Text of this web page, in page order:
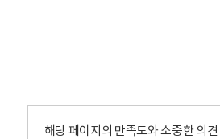
해당 페이지의 만족도와 소중한 의